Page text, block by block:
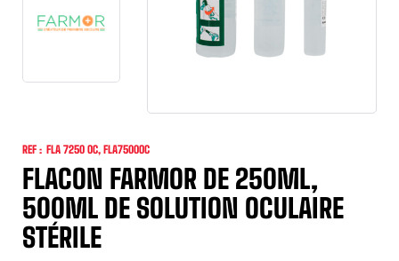
REF : FLA 7250 OC, FLA7500OC
FLACON FARMOR DE 250ML,
500ML DE SOLUTION OCULAIRE
STÉRILE